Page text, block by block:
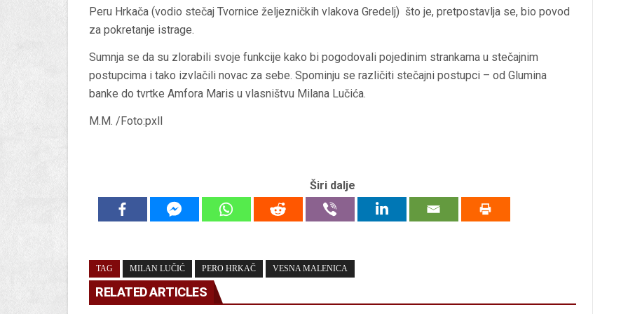
Peru Hrkača (vodio stečaj Tvornice željezničkih vlakova Gredelj) što je, pretpostavlja se, bio povod
za pokretanje istrage.
Sumnja se da su zlorabili svoje funkcije kako bi pogodovali pojedinim strankama u stečajnim
postupcima i tako izvlačili novac za sebe. Spominju se različiti stečajni postupci – od Glumina
banke do tvrtke Amfora Maris u vlasništvu Milana Lučića.
M.M. /Foto:pxll
Širi dalje
TAG MILAN LUČIĆ PERO HRKAČ VESNA MALENICA
RELATED ARTICLES